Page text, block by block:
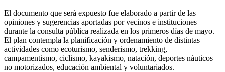
El documento que será expuesto fue elaborado a partir de las
opiniones y sugerencias aportadas por vecinos e instituciones
durante la consulta pública realizada en los primeros días de mayo.
El plan contempla la planificación y ordenamiento de distintas
actividades como ecoturismo, senderismo, trekking,
campamentismo, ciclismo, kayakismo, natación, deportes náuticos
no motorizados, educación ambiental y voluntariados.